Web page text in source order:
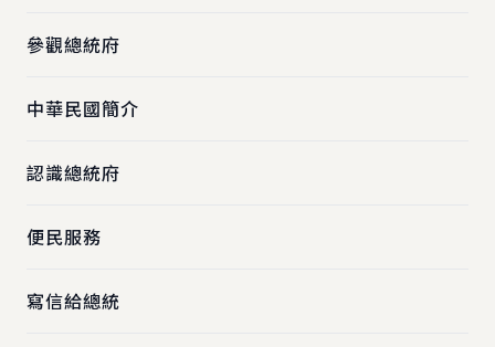
參觀總統府
中華民國簡介
認識總統府
便民服務
寫信給總統